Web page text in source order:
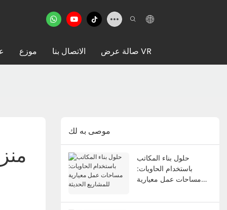
موزع الاتصال بنا صالة عرض VR
موصى به لك
حلول بناء المكاتب
باستخدام الحاويات:
مساحات عمل معيارية